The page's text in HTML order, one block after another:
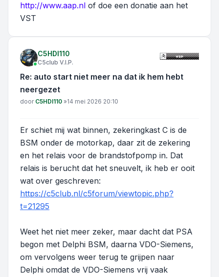
http://www.aap.nl of doe een donatie aan het
VST
C5HDI110
C5club V.I.P.
Re: auto start niet meer na dat ik hem hebt
neergezet
Bericht
door C5HDI110 »14 mei 2026 20:10
Er schiet mij wat binnen, zekeringkast C is de
BSM onder de motorkap, daar zit de zekering
en het relais voor de brandstofpomp in. Dat
relais is berucht dat het sneuvelt, ik heb er ooit
wat over geschreven:
https://c5club.nl/c5forum/viewtopic.php?
t=21295
Weet het niet meer zeker, maar dacht dat PSA
begon met Delphi BSM, daarna VDO-Siemens,
om vervolgens weer terug te grijpen naar
Delphi omdat de VDO-Siemens vrij vaak